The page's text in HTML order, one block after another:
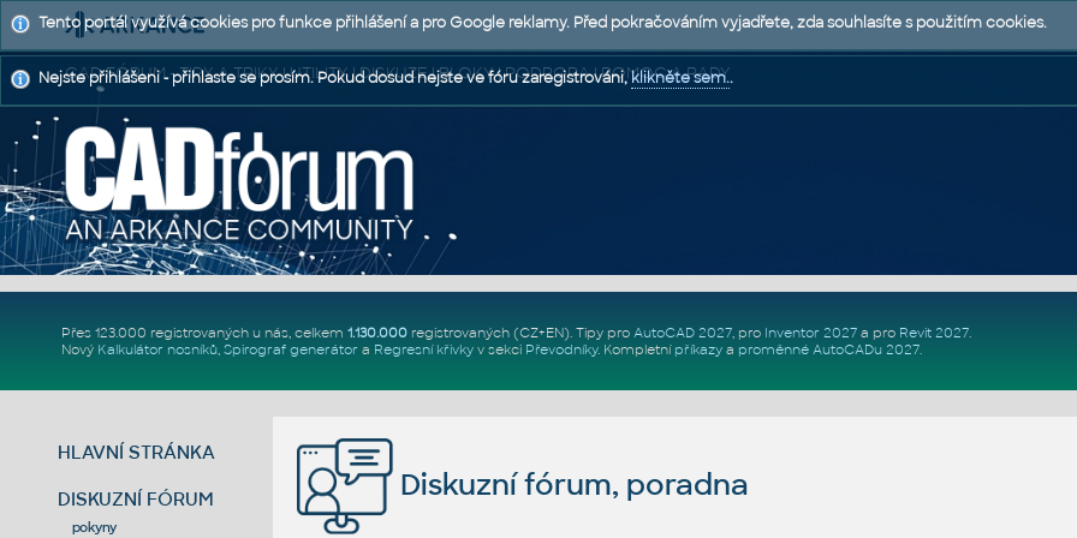
CAD FÓRUM - TIPY A TRIKY | UTILITY | DISKUZE | BLOKY | PODPORA | POMOC A RADY
Přes 123.000 registrovaných u nás, celkem 1.130.000registrovaných (CZ+EN). Tipy pro AutoCAD 2027, pro Inventor 2027a pro Revit 2027.
Nový Kalkulátor nosníků, Spirograf generátor a Regresní křivkyv sekci Převodníky. Kompletní příkazya proměnné AutoCADu 2027.
HLAVNÍ STRÁNKA
DISKUZNÍ FÓRUM
pokyny
Diskuzní fórum, poradna
Tento portál využívá cookies pro funkce přihlášení a pro Google reklamy. Před pokračováním vyjadřete, zda souhlasíte s použitím cookies.
Nejste přihlášeni - přihlaste se prosím. Pokud dosud nejste ve fóru zaregistrováni,klikněte sem..